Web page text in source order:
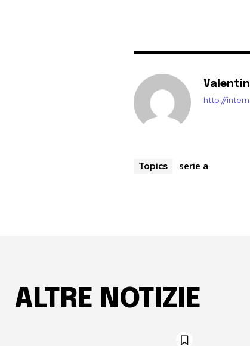
http://
Topics serie a
ALTRE NOTIZIE